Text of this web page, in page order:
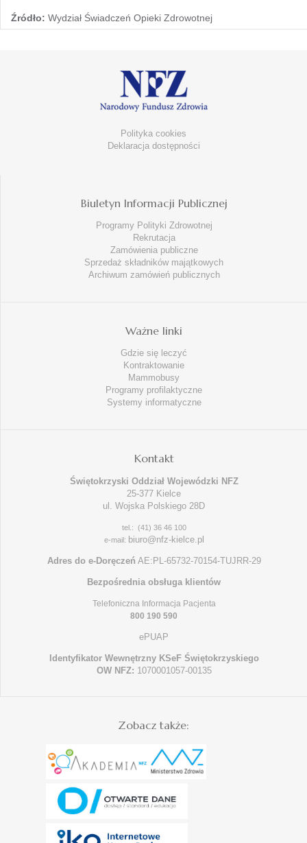
Źródło: Wydział Świadczeń Opieki Zdrowotnej
Polityka cookies
Deklaracja dostępności
Biuletyn Informacji Publicznej
Programy Polityki Zdrowotnej
Rekrutacja
Zamówienia publiczne
Sprzedaż składników majątkowych
Archiwum zamówień publicznych
Ważne linki
Gdzie się leczyć
Kontraktowanie
Mammobusy
Programy profilaktyczne
Systemy informatyczne
Kontakt
Świętokrzyski Oddział Wojewódzki NFZ
25-377 Kielce
ul. Wojska Polskiego 28D
tel.: (41) 36 46 100
e-mail: biuro@nfz-kielce.pl
Adres do e-Doręczeń AE:PL-65732-70154-TUJRR-29
Bezpośrednia obsługa klientów
Telefoniczna Informacja Pacjenta
800 190 590
ePUAP
Identyfikator Wewnętrzny KSeF Świętokrzyskiego
OW NFZ: 1070001057-00135
Zobacz także: